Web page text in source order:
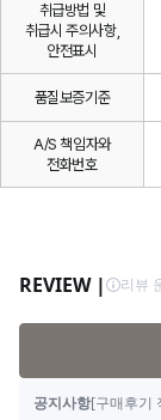
취급방법 및
취급시 주의사항,
안전표시
품질보증기준
A/S 책임자와
전화번호